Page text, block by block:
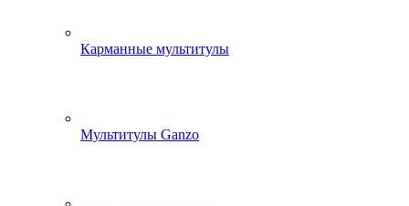
Карманные мультитулы
Мультитулы Ganzo